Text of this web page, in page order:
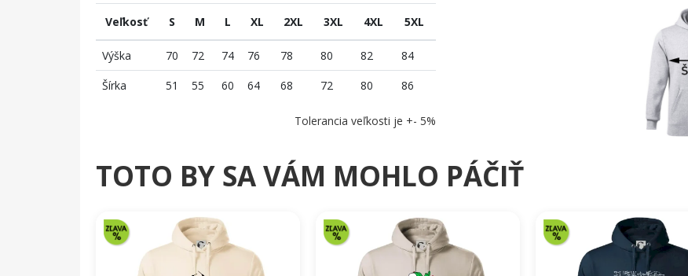
Veľkosť S M L XL 2XL 3XL 4XL 5XL
Výška 70 72 74 76 78 80 82
84
Šírka
51 55 60 64 68 72 80 86
Tolerancia veľkosti je +- 5%
TOTO BY SA VÁM MOHLO PÁČIŤ